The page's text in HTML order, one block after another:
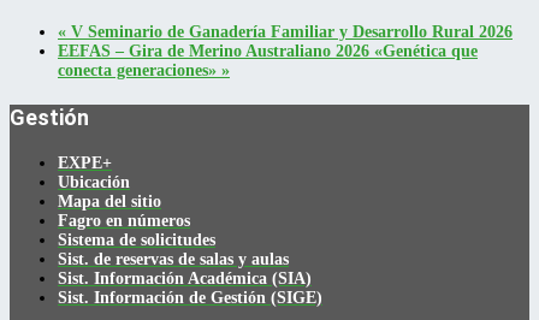
« V Seminario de Ganadería Familiar y Desarrollo Rural 2026
EEFAS – Gira de Merino Australiano 2026 «Genética que
conecta generaciones» »
Gestión
EXPE+
Ubicación
Mapa del sitio
Fagro en números
Sistema de solicitudes
Sist. de reservas de salas y aulas
Sist. Información Académica (SIA)
Sist. Información de Gestión (SIGE)